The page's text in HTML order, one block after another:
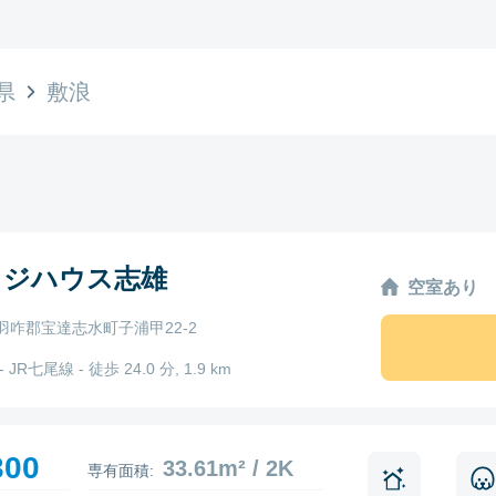
敷浪
ハウス志雄
咋郡宝達志水町子浦甲22-2
JR七尾線 - 徒歩 24.0 分, 1.9 km
空室あり
専有面積: 33.61m² / 2K